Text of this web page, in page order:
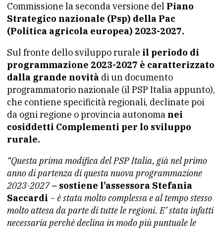
Commissione la seconda versione del Piano
Strategico nazionale (Psp) della Pac
(Politica agricola europea) 2023-2027.
Sul fronte dello sviluppo rurale il periodo di
programmazione 2023-2027 è caratterizzato
dalla grande novità di un documento
programmatorio nazionale (il PSP Italia appunto),
che contiene specificità regionali, declinate poi
da ogni regione o provincia autonoma nei
cosiddetti Complementi per lo sviluppo
rurale.
“Questa prima modifica del PSP Italia, già nel primo
anno di partenza di questa nuova programmazione
2023-2027– sostiene l’assessora Stefania
Saccardi – è stata molto complessa e al tempo stesso
molto attesa da parte di tutte le regioni. E’ stata infatti
necessaria perchè declina in modo più puntuale le